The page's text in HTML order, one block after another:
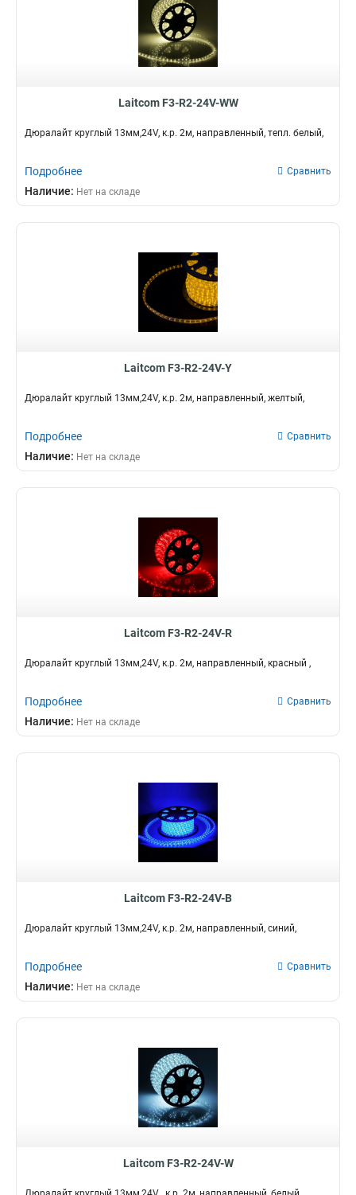
Laitcom F3-R2-24V-WW
Дюралайт круглый 13мм,24V, к.р. 2м, направленный, тепл. белый,
Подробнее Сравнить
Наличие: Нет на складе
Laitcom F3-R2-24V-Y
Дюралайт круглый 13мм,24V, к.р. 2м, направленный, желтый,
Подробнее Сравнить
Наличие: Нет на складе
Laitcom F3-R2-24V-R
Дюралайт круглый 13мм,24V, к.р. 2м, направленный, красный ,
Подробнее Сравнить
Наличие: Нет на складе
Laitcom F3-R2-24V-B
Дюралайт круглый 13мм,24V, к.р. 2м, направленный, синий,
Подробнее Сравнить
Наличие: Нет на складе
Laitcom F3-R2-24V-W